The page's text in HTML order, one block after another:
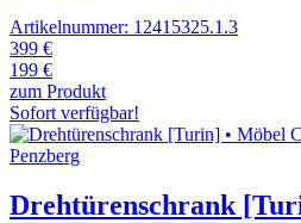
Artikelnummer: 12415325.1.3
399 €
199 €
zum Produkt
Sofort verfügbar!
Drehtürenschrank